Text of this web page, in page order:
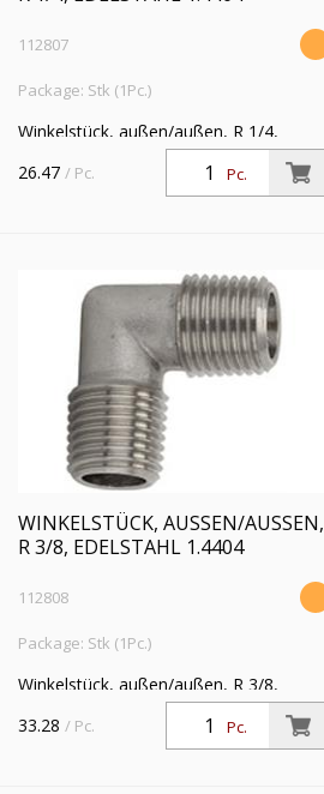
112807
Package: Stk (1Pc.)
Winkelstück, außen/außen, R 1/4,
Betriebsdruck max. 150 bar,
Betriebstemperatur -20 °C bis 150 °C,
Pc.
26.47 / Pc.
WINKELSTÜCK, AUSSEN/AUSSEN, R
3/8, EDELSTAHL 1.4404
112808
Package: Stk (1Pc.)
Winkelstück, außen/außen, R 3/8,
Betriebsdruck max. 150 bar,
Betriebstemperatur -20 °C bis 150 °C,
Pc.
33.28 / Pc.